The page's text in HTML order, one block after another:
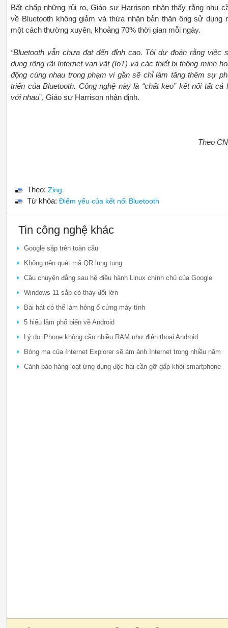
Bất chấp những rủi ro, Giáo sư Harrison nhận thấy rằng nhu
về Bluetooth không giảm và thừa nhận bản thân ông sử dụng
một cách thường xuyên, khoảng 70% thời gian mỗi ngày.
“Bluetooth vẫn chưa đạt đến đỉnh cao. Tôi dự đoán rằng việc
dụng rộng rãi Internet vạn vật (IoT) và các thiết bị thông minh
động cùng nhau trong phạm vi gần sẽ chỉ làm tăng thêm sự
triển của Bluetooth. Công nghệ này là “chất keo” kết nối tất cả
với nhau”, Giáo sư Harrison nhận định.
Theo
Theo: Zing
Từ khóa: Điểm yếu của kết nối Bluetooth
Tin công nghệ khác
Google sập trên toàn cầu
Không nên quét mã QR lung tung
Câu chuyện đằng sau hệ điều hành Linux chính chủ của Google
Windows 11 sắp có thay đổi lớn
Bài hát có thể làm hỏng ổ cứng máy tính
5 hiểu lầm phổ biến về Android
Lý do iPhone không cần nhiều RAM như điện thoại Android
Bóng ma của Internet Explorer sẽ ám ảnh Internet trong nhiều năm
Cảnh báo hàng loạt ứng dụng độc hại cần gỡ gấp khỏi smartphone